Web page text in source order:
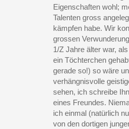
Eigenschaften wohl;
Talenten gross
kämpfen habe. Wir
grossen
1/Z Jahre älter war,
ein Töchterchen
gerade so!) so wäre
verhängnisvolle
sehen, ich schreibe
eines Freundes.
ich einmal (natürlich
von den dortigen